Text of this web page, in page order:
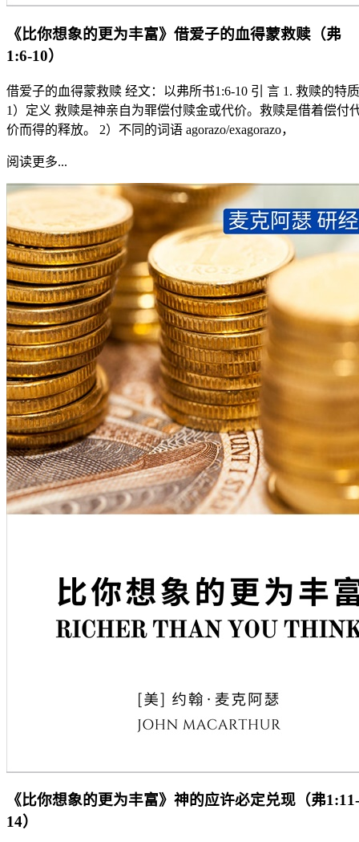
《比你想象的更为丰富》借爱子的血得蒙救赎（弗
1:6-10）
借爱子的血得蒙救赎 经文：以弗所书1:6-10 引 言 1. 救赎的特质
1）定义 救赎是神亲自为罪偿付赎金或代价。救赎是借着偿付
价而得的释放。 2）不同的词语 agorazo/exagorazo，
阅读更多...
《比你想象的更为丰富》神的应许必定兑现（弗1:11-
14）